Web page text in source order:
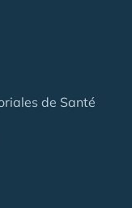
de Santé